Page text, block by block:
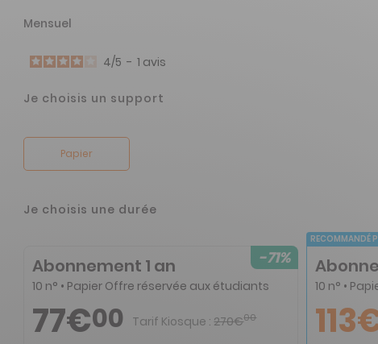
Mensuel
4/5 - 1 avis
Je choisis un support
Papier
Je choisis une durée
RECOMMANDÉ
-71%
Abonnement 1 an
10 n° • Papier Offre réservée aux étudiants
77€00 Tarif Kiosque : 270€00